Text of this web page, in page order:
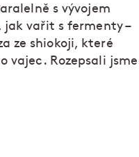
s vývojem
jak vařit s fermenty –
ze shiokoji, které
vajec. Rozepsali jsme